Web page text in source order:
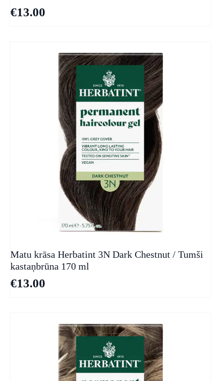
€13.00
Matu krāsa Herbatint 3N Dark Chestnut / Tumši
kastaņbrūna 170 ml
€13.00